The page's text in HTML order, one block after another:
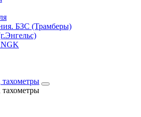
БЗС (Трамберы)